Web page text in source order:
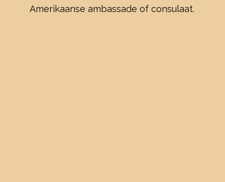
Amerikaanse ambassade of consulaat.